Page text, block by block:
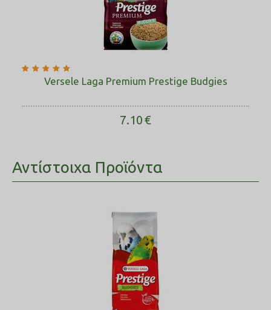
Versele Laga Premium Prestige Budgies
7.10€
Αντίστοιχα Προϊόντα